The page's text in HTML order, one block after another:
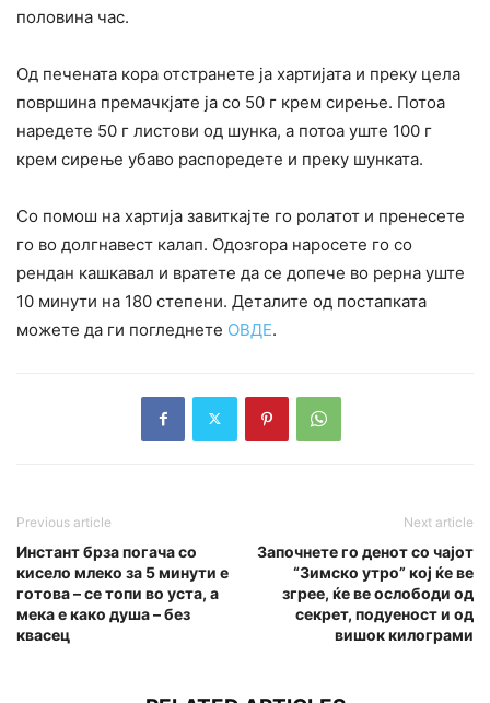
половина час.
Од печената кора отстранете ја хартијата и преку цела
површина премачкјате ја со 50 г крем сирење. Потоа
наредете 50 г листови од шунка, а потоа уште 100 г
крем сирење убаво распоредете и преку шунката.
Со помош на хартија завиткајте го ролатот и пренесете
го во долгнавест калап. Одозгора наросете го со
рендан кашкавал и вратете да се допече во рерна уште
10 минути на 180 степени. Деталите од постапката
можете да ги погледнете ОВДЕ.
Previous article
Инстант брза погача со
кисело млеко за 5 минути е
готова – се топи во уста, а
мека е како душа – без
квасец
Next article
Започнете го денот со чајот
“Зимско утро” кој ќе ве
згрее, ќе ве ослободи од
секрет, подуеност и од
вишок килограми